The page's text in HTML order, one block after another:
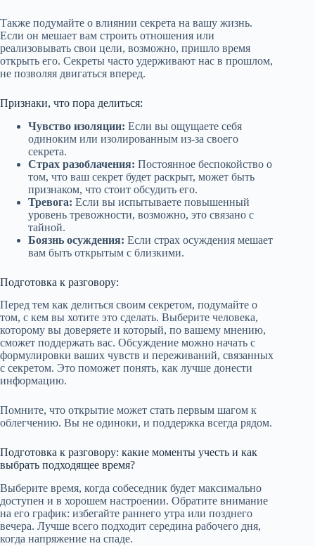
Также подумайте о влиянии секрета на вашу жизнь.
Если он мешает вам строить отношения или
реализовывать свои цели, возможно, пришло время
открыть его. Секреты часто удерживают нас в прошлом,
не позволяя двигаться вперед.
Признаки, что пора делиться:
Чувство изоляции: Если вы ощущаете себя
одиноким или изолированным из-за своего
секрета.
Страх разоблачения: Постоянное беспокойство о
том, что ваш секрет будет раскрыт, может быть
признаком, что стоит обсудить его.
Тревога: Если вы испытываете повышенный
уровень тревожности, возможно, это связано с
тайной.
Боязнь осуждения: Если страх осуждения мешает
вам быть открытым с близкими.
Подготовка к разговору:
Перед тем как делиться своим секретом, подумайте о
том, с кем вы хотите это сделать. Выберите человека,
которому вы доверяете и который, по вашему мнению,
сможет поддержать вас. Обсуждение можно начать с
формулировки ваших чувств и переживаний, связанных
с секретом. Это поможет понять, как лучше донести
информацию.
Помните, что открытие может стать первым шагом к
облегчению. Вы не одиноки, и поддержка всегда рядом.
Подготовка к разговору: какие моменты учесть и как
выбрать подходящее время?
Выберите время, когда собеседник будет максимально
доступен и в хорошем настроении. Обратите внимание
на его график: избегайте раннего утра или позднего
вечера. Лучше всего подходит середина рабочего дня,
когда напряжение на спаде.